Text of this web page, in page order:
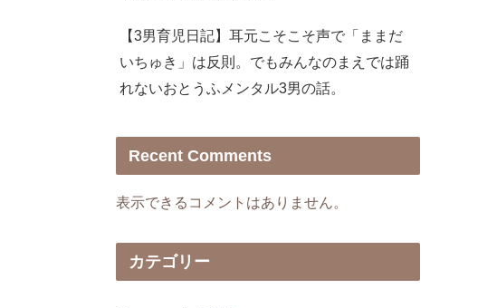
【3男育児日記】耳元こそこそ声で「ままだ
いちゅき」は反則。でもみんなのまえでは踊
れないおとうふメンタル3男の話。
Recent Comments
表示できるコメントはありません。
カテゴリー